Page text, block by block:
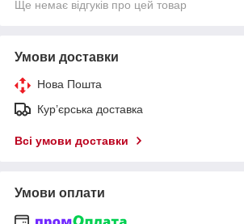
Ще немає відгуків про цей товар
Умови доставки
Нова Пошта
Кур’єрська доставка
Всі умови доставки
Умови оплати